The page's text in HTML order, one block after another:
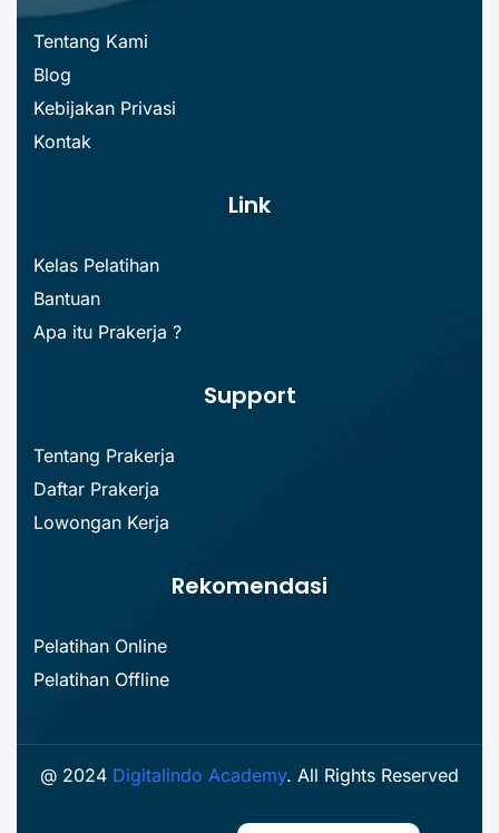
Tentang Kami
Blog
Kebijakan Privasi
Kontak
Link
Kelas Pelatihan
Bantuan
Apa itu Prakerja ?
Support
Tentang Prakerja
Daftar Prakerja
Lowongan Kerja
Rekomendasi
Pelatihan Online
Pelatihan Offline
@ 2024 Digitalindo Academy. All Rights Reserved